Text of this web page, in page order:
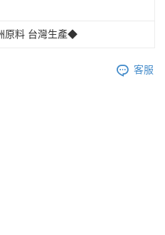
原料 台灣生產◆
客服